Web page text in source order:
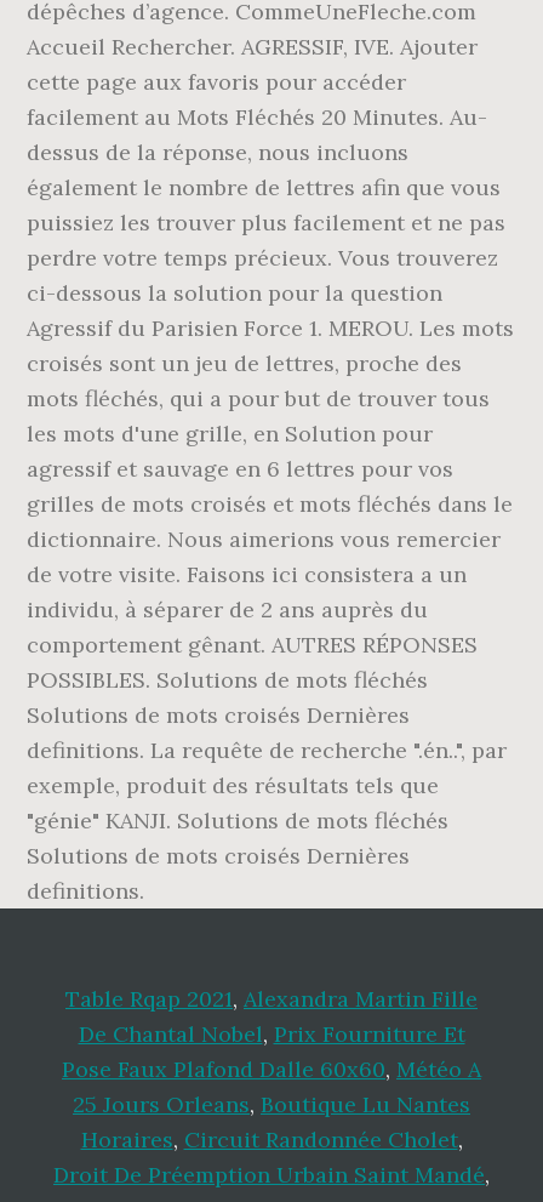
dépêches d’agence. CommeUneFleche.com
Accueil Rechercher. AGRESSIF, IVE. Ajouter
cette page aux favoris pour accéder
facilement au Mots Fléchés 20 Minutes. Au-
dessus de la réponse, nous incluons
également le nombre de lettres afin que vous
puissiez les trouver plus facilement et ne pas
perdre votre temps précieux. Vous trouverez
ci-dessous la solution pour la question
Agressif du Parisien Force 1. MEROU. Les mots
croisés sont un jeu de lettres, proche des
mots fléchés, qui a pour but de trouver tous
les mots d'une grille, en Solution pour
agressif et sauvage en 6 lettres pour vos
grilles de mots croisés et mots fléchés dans le
dictionnaire. Nous aimerions vous remercier
de votre visite. Faisons ici consistera a un
individu, à séparer de 2 ans auprès du
comportement gênant. AUTRES RÉPONSES
POSSIBLES. Solutions de mots fléchés
Solutions de mots croisés Dernières
definitions. La requête de recherche ".én..", par
exemple, produit des résultats tels que
"génie" KANJI. Solutions de mots fléchés
Solutions de mots croisés Dernières
definitions.
Table Rqap 2021, Alexandra Martin Fille
De Chantal Nobel, Prix Fourniture Et
Pose Faux Plafond Dalle 60x60, Météo A
25 Jours Orleans, Boutique Lu Nantes
Horaires, Circuit Randonnée Cholet,
Droit De Préemption Urbain Saint Mandé,